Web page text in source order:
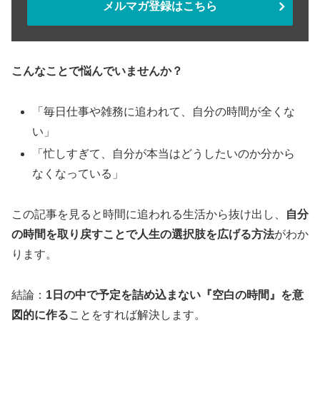
メルマガ登録はこちら
こんなことで悩んでいませんか？
「毎日仕事や雑務に追われて、自分の時間が全くな
い」
「忙しすぎて、自分が本当はどうしたいのか分から
なくなっている」
この記事を見ると時間に追われる生活から抜け出し、
自分
の時間を取り戻すことで人生の選択肢を広げる方法がわか
ります。
結論： 1日の中で予定を詰め込まない『空白の時間』を意
図的に作ることをすれば解決します。